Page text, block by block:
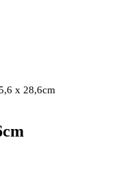
x 28,6cm